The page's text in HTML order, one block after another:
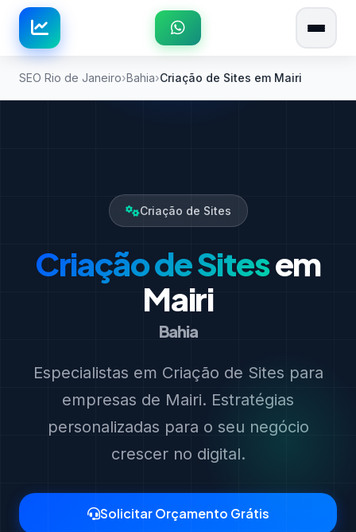
SEO Rio de Janeiro Bahia Criação de Sites em Mairi
Criação de Sites
Criação de Sitesem
Mairi
Bahia
Especialistas em Criação de Sites para
empresas de Mairi. Estratégias
personalizadas para o seu negócio
crescer no digital.
Solicitar Orçamento Grátis